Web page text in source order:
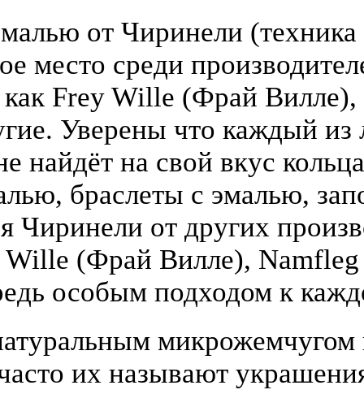
от Чиринели (техника
место среди
Frey Wille (Фрай
Уверены что каждый
найдёт на свой вкус
браслеты с эмалью,
Чиринели от других
Wille (Фрай Вилле),
особым подходом к
микрожемчугом
их называют